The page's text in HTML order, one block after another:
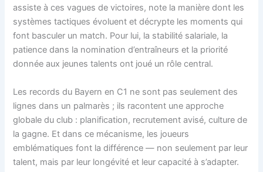
assiste à ces vagues de victoires, note la manière dont les
systèmes tactiques évoluent et décrypte les moments qui
font basculer un match. Pour lui, la stabilité salariale, la
patience dans la nomination d’entraîneurs et la priorité
donnée aux jeunes talents ont joué un rôle central.
Les records du Bayern en C1 ne sont pas seulement des
lignes dans un palmarès ; ils racontent une approche
globale du club : planification, recrutement avisé, culture de
la gagne. Et dans ce mécanisme, les joueurs
emblématiques font la différence — non seulement par leur
talent, mais par leur longévité et leur capacité à s’adapter.